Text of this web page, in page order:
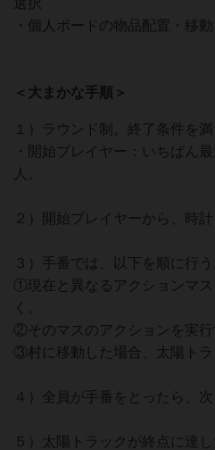
選択
・個人ボードの物品配置・移
＜大まかな手順＞
１）ラウンド制。終了条件を満
・開始プレイヤー：いちばん
人。
２）開始プレイヤーから、時
３）手番では、以下を順に行う
①現在と異なるアクションマ
く。
②そのマスのアクションを実行
③村に移動した場合、太陽トラ
４）全員が手番をとったら、
５）太陽トラックが終点に達